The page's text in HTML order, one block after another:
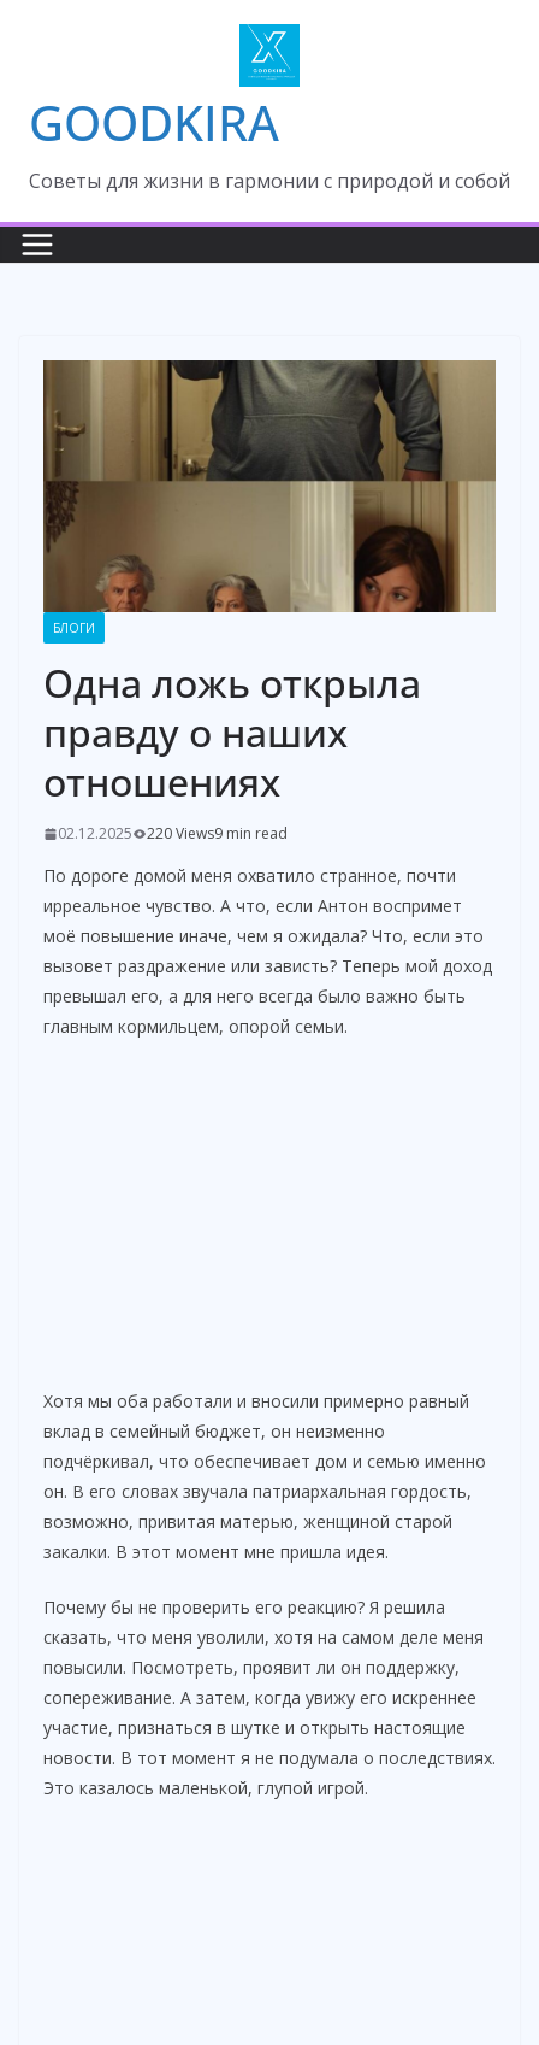
GOODKIRA
Cоветы для жизни в гармонии с природой и собой
БЛОГИ
Одна ложь открыла
правду о наших
отношениях
02.12.2025 220 Views9 min read
По дороге домой меня охватило странное, почти
ирреальное чувство. А что, если Антон воспримет
моё повышение иначе, чем я ожидала? Что, если это
вызовет раздражение или зависть? Теперь мой доход
превышал его, а для него всегда было важно быть
главным кормильцем, опорой семьи.
Хотя мы оба работали и вносили примерно равный
вклад в семейный бюджет, он неизменно
подчёркивал, что обеспечивает дом и семью именно
он. В его словах звучала патриархальная гордость,
возможно, привитая матерью, женщиной старой
закалки. В этот момент мне пришла идея.
Почему бы не проверить его реакцию? Я решила
сказать, что меня уволили, хотя на самом деле меня
повысили. Посмотреть, проявит ли он поддержку,
сопереживание. А затем, когда увижу его искреннее
участие, признаться в шутке и открыть настоящие
новости. В тот момент я не подумала о последствиях.
Это казалось маленькой, глупой игрой.